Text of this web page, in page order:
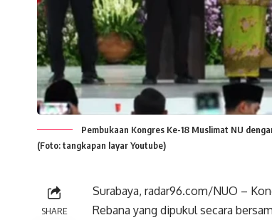
Pembukaan Kongres Ke-18 Muslimat NU
(Foto: tangkapan layar Youtube)
SHARE
Surabaya, radar96.com/NUO –
Rebana yang dipukul secara